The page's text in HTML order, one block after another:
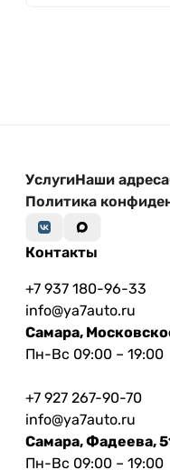
УслугиНаши адреса
Политика
Контакты
+7 937 180-96-33
info@ya7auto.ru
Самара,
Пн-Вс 09:00 – 19:00
+7 927 267-90-70
info@ya7auto.ru
Самара, Фадеева,
Пн-Вс 09:00 – 19:00